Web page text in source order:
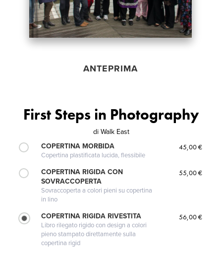
ANTEPRIMA
First Steps in Photography
di Walk East
COPERTINA MORBIDA
Copertina plastificata lucida, flessibile
45,00 €
COPERTINA RIGIDA CON
SOVRACCOPERTA
Sovraccoperta a colori pieni su copertina
in lino
55,00 €
COPERTINA RIGIDA RIVESTITA
Libro rilegato rigido con design a colori
pieno stampato direttamente sulla
copertina rigid
56,00 €